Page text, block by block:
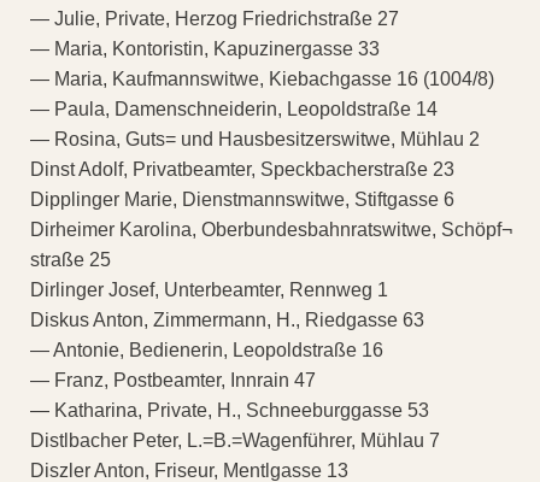
— Julie, Private, Herzog Friedrichstraße 27
— Maria, Kontoristin, Kapuzinergasse 33
— Maria, Kaufmannswitwe, Kiebachgasse 16 (1004/8)
— Paula, Damenschneiderin, Leopoldstraße 14
— Rosina, Guts= und Hausbesitzerswitwe, Mühlau 2
Dinst Adolf, Privatbeamter, Speckbacherstraße 23
Dipplinger Marie, Dienstmannswitwe, Stiftgasse 6
Dirheimer Karolina, Oberbundesbahnratswitwe, Schöpf¬
straße 25
Dirlinger Josef, Unterbeamter, Rennweg 1
Diskus Anton, Zimmermann, H., Riedgasse 63
— Antonie, Bedienerin, Leopoldstraße 16
— Franz, Postbeamter, Innrain 47
— Katharina, Private, H., Schneeburggasse 53
Distlbacher Peter, L.=B.=Wagenführer, Mühlau 7
Diszler Anton, Friseur, Mentlgasse 13